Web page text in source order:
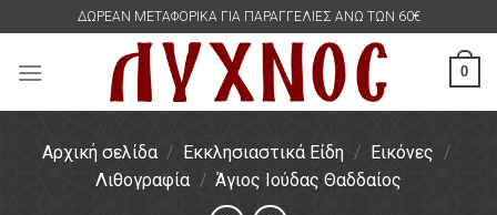
content
ΔΩΡΕΑΝ ΜΕΤΑΦΟΡΙΚΑ ΓΙΑ ΠΑΡΑΓΓΕΛΙΕΣ ΑΝΩ ΤΩΝ 60€
0
Αρχική σελίδα / Εκκλησιαστικά Είδη / Εικόνες /
Λιθογραφία / Άγιος Ιούδας Θαδδαίος